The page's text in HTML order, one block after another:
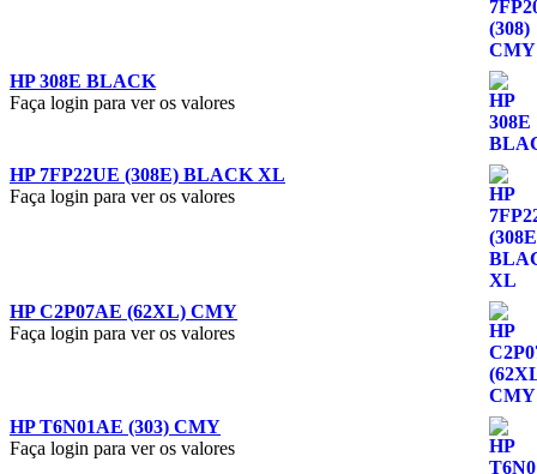
HP 308E BLACK
Faça login para ver os valores
HP 7FP22UE (308E) BLACK XL
Faça login para ver os valores
HP C2P07AE (62XL) CMY
Faça login para ver os valores
HP T6N01AE (303) CMY
Faça login para ver os valores